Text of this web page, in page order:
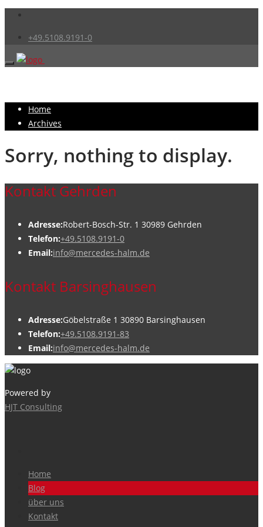
+49.5108.9191-0
Home
Archives
Sorry, nothing to display.
Kontakt Gehrden
Adresse:Robert-Bosch-Str. 1 30989 Gehrden
Telefon:+49.5108.9191-0
Email:info@mercedes-halm.de
Kontakt Barsinghausen
Adresse:Göbelstraße 1 30890 Barsinghausen
Telefon:+49.5108.9191-83
Email:info@mercedes-halm.de
Powered by
HJT Consulting
Home
Blog
über uns
Kontakt